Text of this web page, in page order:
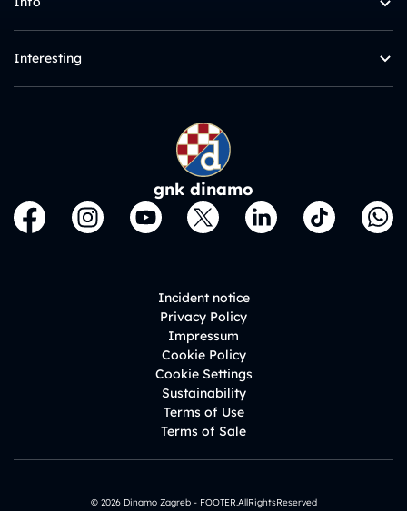
Interesting
gnk dinamo
Incident notice
Privacy Policy
Impressum
Cookie Policy
Cookie Settings
Sustainability
Terms of Use
Terms of Sale
© 2026 Dinamo Zagreb - FOOTER.AllRightsReserved